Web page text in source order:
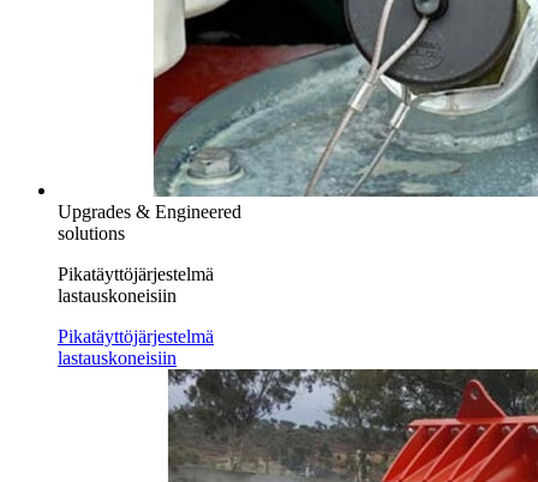
Upgrades & Engineered
solutions
Pikatäyttöjärjestelmä
lastauskoneisiin
Pikatäyttöjärjestelmä
lastauskoneisiin